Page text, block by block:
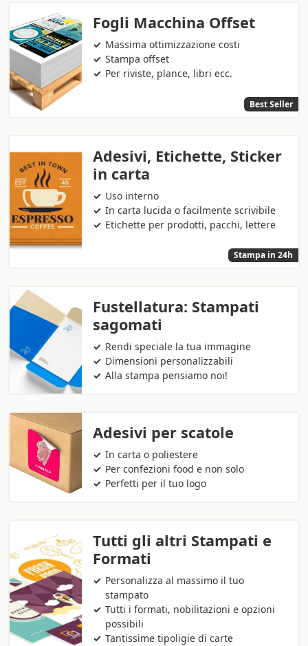
Fogli Macchina Offset
Massima ottimizzazione costi
Stampa offset
Per riviste, plance, libri ecc.
Best Seller
Adesivi, Etichette, Sticker
in carta
Uso interno
In carta lucida o facilmente scrivibile
Etichette per prodotti, pacchi, lettere
Stampa in 24h
Fustellatura: Stampati
sagomati
Rendi speciale la tua immagine
Dimensioni personalizzabili
Alla stampa pensiamo noi!
Adesivi per scatole
In carta o poliestere
Per confezioni food e non solo
Perfetti per il tuo logo
Tutti gli altri Stampati e
Formati
Personalizza al massimo il tuo
stampato
Tutti i formati, nobilitazioni e opzioni
possibili
Tantissime tipoligie di carte